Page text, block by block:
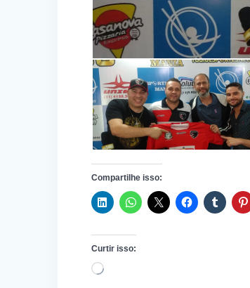
Compartilhe isso:
Curtir isso:
Carregando...